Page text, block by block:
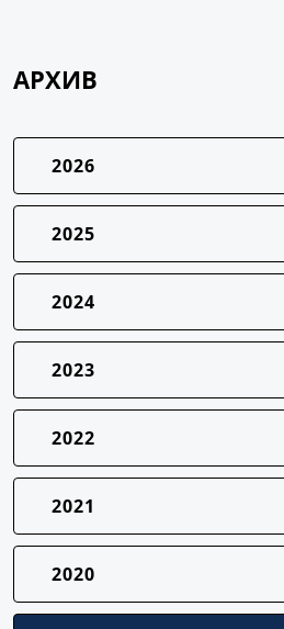
АРХИВ
2026
2025
2024
2023
2022
2021
2020